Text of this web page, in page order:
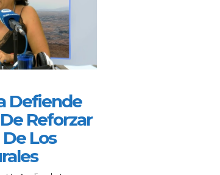
Defiende
Reforzar
Los